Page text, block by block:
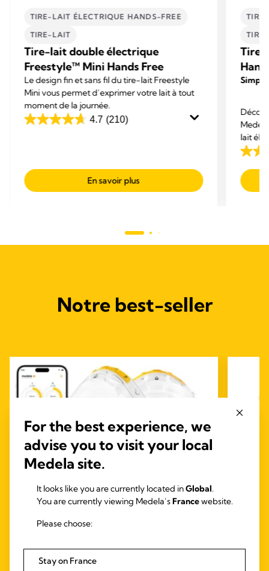
TIRE-LAIT ÉLECTRIQUE HANDS-FREE
TIRE-LAIT
Tire-lait double électrique
Freestyle™ Mini Hands Free
Le design fin et sans fil du tire-lait Freestyle
Mini vous permet d’exprimer votre lait à tout
moment de la journée.
4.7 (210)
4.7
étoiles.
210
En savoir plus
Tire-
lait
4.2
sur
5
Notre best-seller
Magic InBra™
Magic InBra de Medela™ : Le tire-lait
For the best experience, we
advise you to visit your local
Medela site.
It looks like you are currently located inGlobal.
You are currently viewing Medela’sFrancewebsite.
Please choose:
Stay on France